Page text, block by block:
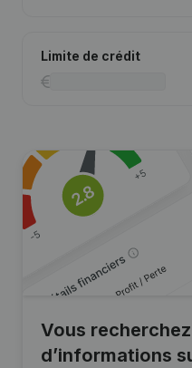
Limite de crédit
Vous
d’informations